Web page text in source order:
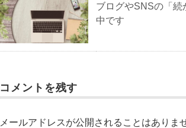
ブログやSNSの「続
中です
コメントを残す
メールアドレスが公開されることはありま